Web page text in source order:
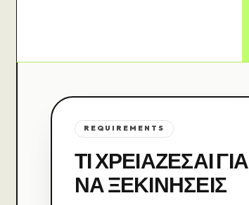
REQUIREMENTS
ΤΙ ΧΡΕΙΆΖΕΣΑΙ ΓΙΑ
ΝΑ ΞΕΚΙΝΉΣΕΙΣ